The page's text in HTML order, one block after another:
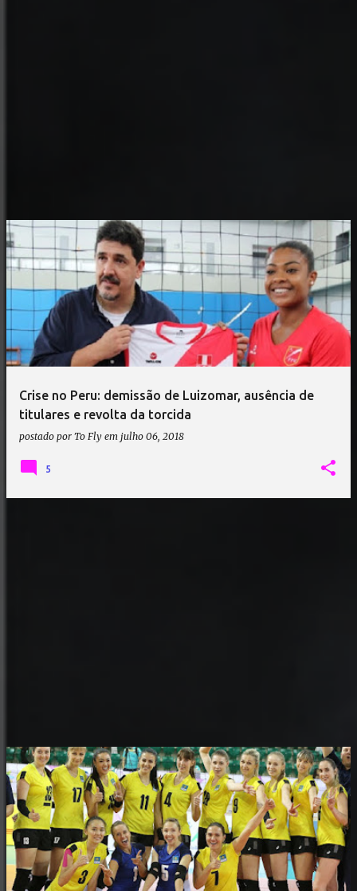
Crise no Peru: demissão de Luizomar, ausência de
titulares e revolta da torcida
postado por To Fly em julho 06, 2018
5